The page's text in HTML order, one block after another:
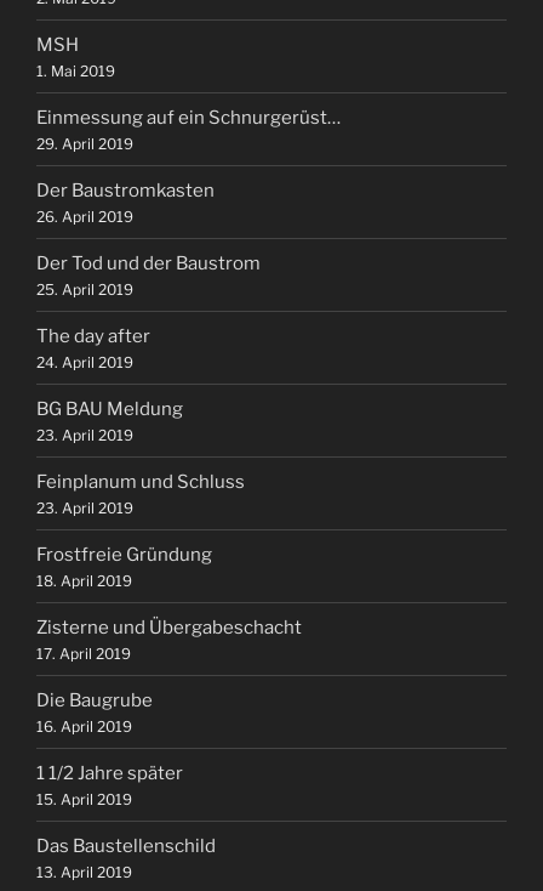
MSH
1. Mai 2019
Einmessung auf ein Schnurgerüst…
29. April 2019
Der Baustromkasten
26. April 2019
Der Tod und der Baustrom
25. April 2019
The day after
24. April 2019
BG BAU Meldung
23. April 2019
Feinplanum und Schluss
23. April 2019
Frostfreie Gründung
18. April 2019
Zisterne und Übergabeschacht
17. April 2019
Die Baugrube
16. April 2019
1 1/2 Jahre später
15. April 2019
Das Baustellenschild
13. April 2019